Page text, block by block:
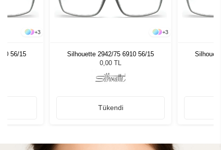
+3
56/15
+3
Silhouette 2942/75 6910 56/15
0,00 TL
Tükendi